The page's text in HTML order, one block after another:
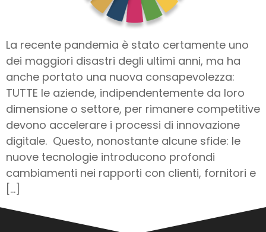
La recente pandemia è stato certamente uno
dei maggiori disastri degli ultimi anni, ma ha
anche portato una nuova consapevolezza:
TUTTE le aziende, indipendentemente da loro
dimensione o settore, per rimanere competitive
devono accelerare i processi di innovazione
digitale. Questo, nonostante alcune sfide: le
nuove tecnologie introducono profondi
cambiamenti nei rapporti con clienti, fornitori e
[…]